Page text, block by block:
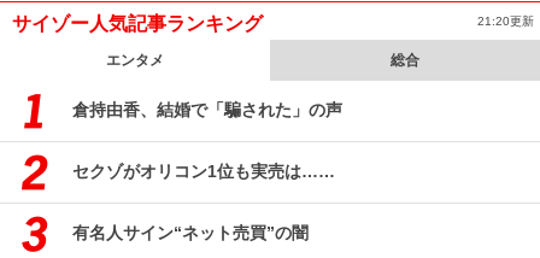
サイゾー人気記事ランキング 21:20更新
エンタメ 総合
倉持由香、結婚で「騙された」の声
セクゾがオリコン1位も実売は……
有名人サイン“ネット売買”の闇